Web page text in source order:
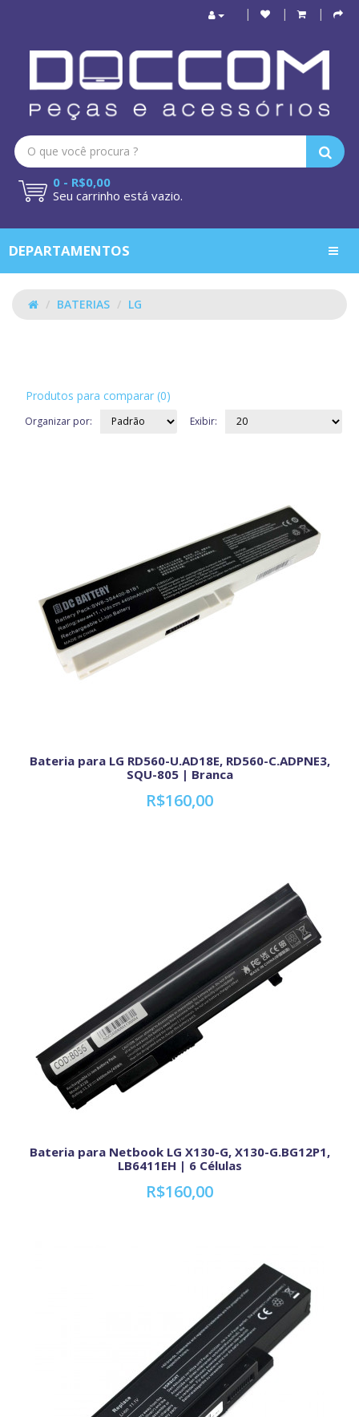
0 - R$0,00
Seu carrinho está vazio.
DEPARTAMENTOS
BATERIAS LG
Produtos para comparar (0)
Organizar por: Exibir:
Bateria para LG RD560-U.AD18E, RD560-C.ADPNE3,
SQU-805 | Branca
R$160,00
Bateria para Netbook LG X130-G, X130-G.BG12P1,
LB6411EH | 6 Células
R$160,00